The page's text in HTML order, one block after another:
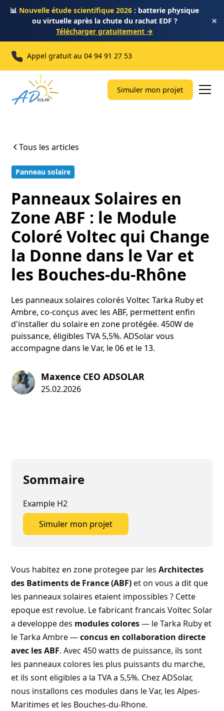
📊 Nouvelle étude scientifique 2026 : batterie physique
ou virtuelle après la chute du rachat EDF ?
Télécharger gratuitement →
×
Appel gratuit au04 94 91 27 53
Simuler mon projet
Tous les articles
Panneau solaire
Panneaux Solaires en
Zone ABF : le Module
Coloré Voltec qui Change
la Donne dans le Var et
les Bouches-du-Rhône
Les panneaux solaires colorés Voltec Tarka Ruby et
Ambre, co-conçus avec les ABF, permettent enfin
d'installer du solaire en zone protégée. 450W de
puissance, éligibles TVA 5,5%. ADSolar vous
accompagne dans le Var, le 06 et le 13.
Maxence CEO ADSOLAR
25.02.2026
Sommaire
Example H2
Simuler mon projet
Vous habitez en zone protegee par lesArchitectes
des Batiments de France (ABF)et on vous a dit que
les panneaux solaires etaient impossibles ? Cette
epoque est revolue. Le fabricant francaisVoltec Solar
a developpe des modules colores— le Tarka Ruby et
le Tarka Ambre —concus en collaboration directe
avec les ABF. Avec 450 watts de puissance, ils sont
les panneaux colores les plus puissants du marche,
et ils sont eligibles a laTVA a 5,5%. ChezADSolar,
nous installons ces modules dans leVar, les Alpes-
Maritimes et les Bouches-du-Rhone.